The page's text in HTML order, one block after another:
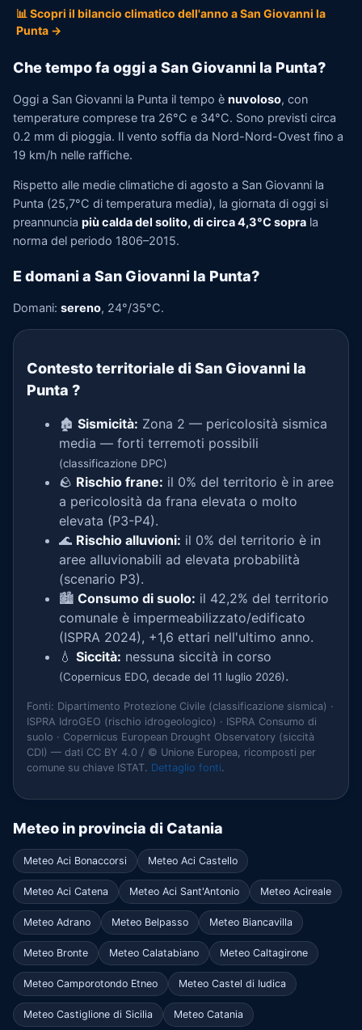
📊 Scopri il bilancio climatico dell'anno a San Giovanni la
Punta →
Che tempo fa oggi a San Giovanni la Punta?
Oggi a San Giovanni la Punta il tempo è nuvoloso, con
temperature comprese tra 26°C e 34°C. Sono previsti circa
0.2 mm di pioggia. Il vento soffia da Nord-Nord-Ovest fino a
19 km/h nelle raffiche.
Rispetto alle medie climatiche di agosto a San Giovanni la
Punta (25,7°C di temperatura media), la giornata di oggi si
preannuncia più calda del solito, di circa 4,3°C sopra la
norma del periodo 1806–2015.
E domani a San Giovanni la Punta?
Domani: sereno, 24°/35°C.
Contesto territoriale di San Giovanni la
Punta ?
🏚️ Sismicità: Zona 2 — pericolosità sismica
media — forti terremoti possibili
(classificazione DPC)
🪨 Rischio frane: il 0% del territorio è in aree
a pericolosità da frana elevata o molto
elevata (P3-P4).
🌊 Rischio alluvioni: il 0% del territorio è in
aree alluvionabili ad elevata probabilità
(scenario P3).
🏙️ Consumo di suolo: il 42,2% del territorio
comunale è impermeabilizzato/edificato
(ISPRA 2024), +1,6 ettari nell'ultimo anno.
💧 Siccità: nessuna siccità in corso
(Copernicus EDO, decade del 11 luglio 2026).
Fonti: Dipartimento Protezione Civile (classificazione sismica) ·
ISPRA IdroGEO (rischio idrogeologico) · ISPRA Consumo di
suolo · Copernicus European Drought Observatory (siccità
CDI) — dati CC BY 4.0 / © Unione Europea, ricomposti per
comune su chiave ISTAT. Dettaglio fonti.
Meteo in provincia di Catania
Meteo Aci Bonaccorsi Meteo Aci Castello
Meteo Aci Catena Meteo Aci Sant'Antonio Meteo Acireale
Meteo Adrano Meteo Belpasso Meteo Biancavilla
Meteo Bronte Meteo Calatabiano Meteo Caltagirone
Meteo Camporotondo Etneo Meteo Castel di Iudica
Meteo Castiglione di Sicilia Meteo Catania